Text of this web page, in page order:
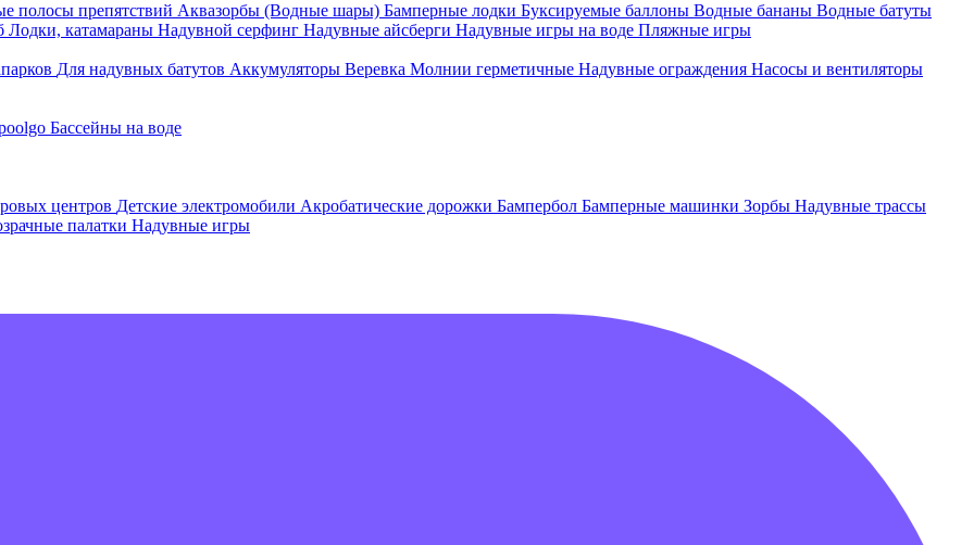
полосы препятствий Аквазорбы (Водные шары) Бамперные лодки Буксируемые баллоны Водные бананы Водные батуты
Лодки, катамараны Надувной серфинг Надувные айсберги Надувные игры на воде Пляжные игры
Для надувных батутов Аккумуляторы Веревка Молнии герметичные Надувные ограждения Насосы и вентиляторы
Бассейны на воде
центров Детские электромобили Акробатические дорожки Бампербол Бамперные машинки Зорбы Надувные трассы
палатки Надувные игры